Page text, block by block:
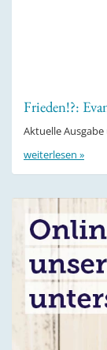
Frieden!?:
Aktuelle
weiterlesen »